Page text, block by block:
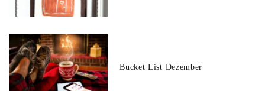
Bucket List Dezember